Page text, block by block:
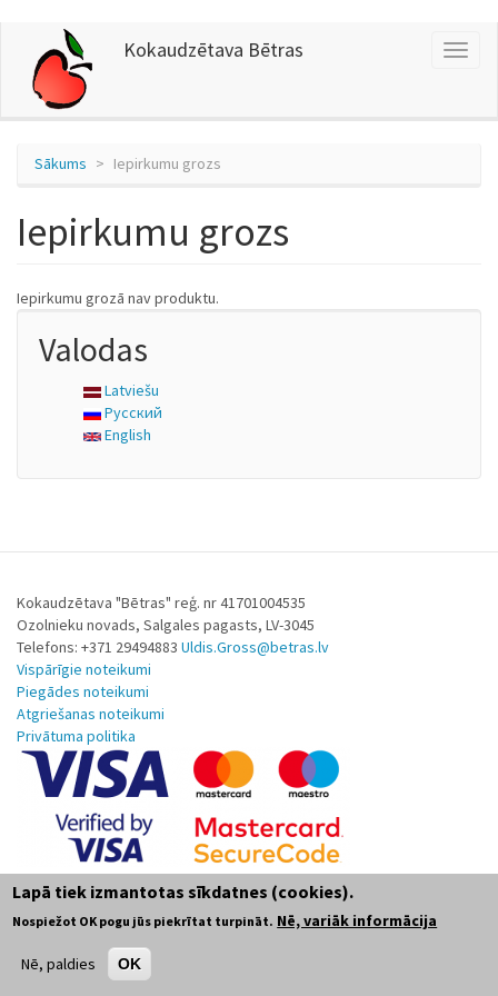
galveno
saturu
Kokaudzētava Bētras
Sākums Iepirkumu grozs
Iepirkumu grozs
Iepirkumu grozā nav produktu.
Valodas
Latviešu
Русский
English
Kokaudzētava "Bētras" reģ. nr 41701004535
Ozolnieku novads, Salgales pagasts, LV-3045
Telefons: +371 29494883 Uldis.Gross@betras.lv
Vispārīgie noteikumi
Piegādes noteikumi
Atgriešanas noteikumi
Privātuma politika
Lapā tiek izmantotas sīkdatnes (cookies).
Nospiežot OK pogu jūs piekrītat turpināt. Nē, variāk informācija
Nē, paldies OK